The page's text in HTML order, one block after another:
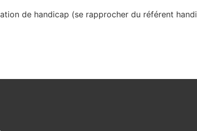
de handicap (se rapprocher du référent